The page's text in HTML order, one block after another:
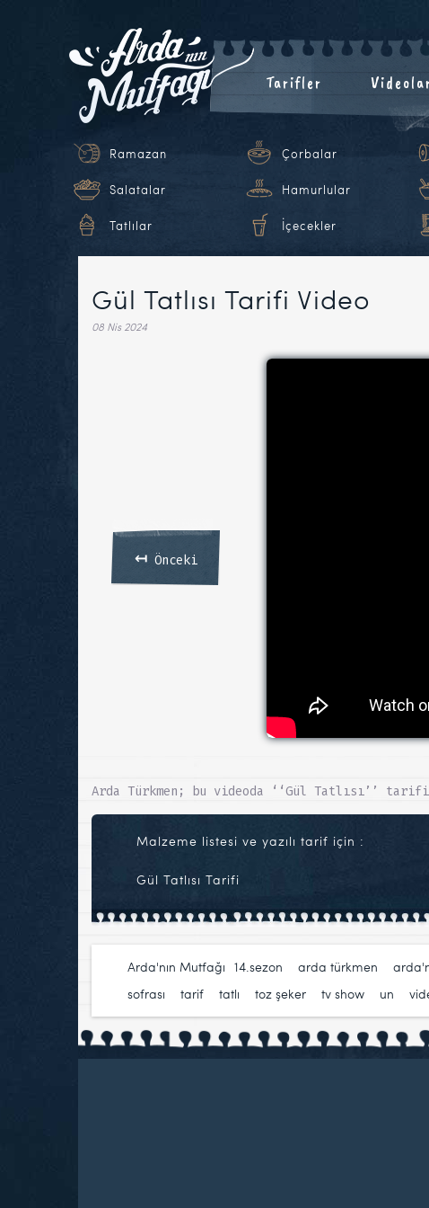
Tarifler
Ramazan Çorbalar
Salatalar Hamurlular
Tatlılar İçecekler
Gül Tatlısı Tarifi Video
08 Nis 2024
↤Önceki
Arda Türkmen; bu videoda ‘‘Gül Tatlısı’’
Malzeme listesi ve yazılı tarif için :
Gül Tatlısı Tarifi
Arda'nın Mutfağı 14.sezon arda türkmen
sofrası
tarif tatlı toz şeker tv show un